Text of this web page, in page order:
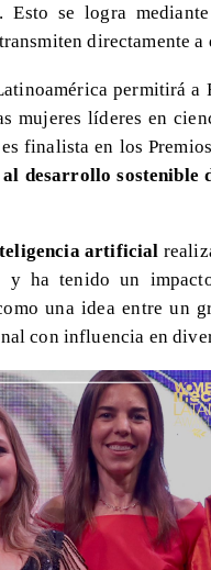
. Esto se logra
directamente
permitirá a
mujeres líderes en
finalista en los
desarrollo sostenible
artificial
y ha tenido un
una idea entre un
con influencia en